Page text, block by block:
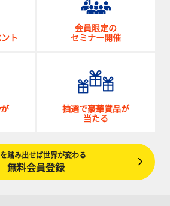
ト
会員限定の
セミナー開催
抽選で豪華賞品が
当たる
踏み出せば世界が変わる
無料会員登録